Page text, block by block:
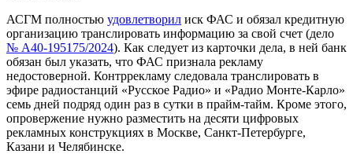
АСГМ полностью удовлетворил иск ФАС и обязал кредитную
организацию транслировать информацию за свой счет (дело
№ А40-195175/2024). Как следует из карточки дела, в ней банк
обязан был указать, что ФАС признала рекламу
недостоверной. Контррекламу следовала транслировать в
эфире радиостанций «Русское Радио» и «Радио Монте-Карло»
семь дней подряд один раз в сутки в прайм-тайм. Кроме этого,
опровержение нужно разместить на десяти цифровых
рекламных конструкциях в Москве, Санкт-Петербурге,
Казани и Челябинске.